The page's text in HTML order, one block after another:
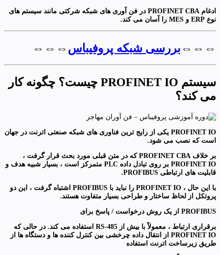
ادغام PROFINET CBA در فن آوری های شبکه شرکتی مانند سیستم های
نوع ERP و MES را آسان می کند.
⇔⇔⇔ بررسی شبکه پروفیباس ⇔⇔⇔
سیستم PROFINET IO چیست؟ چگونه کار
می کند؟
PROFINET IO یکی از رایج ترین فناوری های شبکه صنعتی اترنت در جهان
است که نصب می شود.
بر خلاف PROFINET CBA که در متن قبلی مورد بحث قرار گرفت ،
PROFINET IO بر روی تبادل داده PLC متمرکز است ، بسیار شبیه هدف و
قابلیت های ارتباطی PROFIBUS.
با این حال ، PROFINET IO را نباید با PROFIBUS اشتباه گرفت ، این دو
پروتکل از لحاظ ساختار و طراحی بسیار متفاوت هستند.
PROFIBUS از یک روش درخواست / پاسخ برای
برقراری ارتباط ، معمولاً با بیش از RS-485 استفاده می کند. در حالی که
PROFINET IO از انتقال داده چرخشی بین کنترل کننده ها و دستگاه ها از
طریق زیرساخت اترنت استفاده